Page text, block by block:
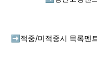
➡️ 적중/미적중시 목록멘